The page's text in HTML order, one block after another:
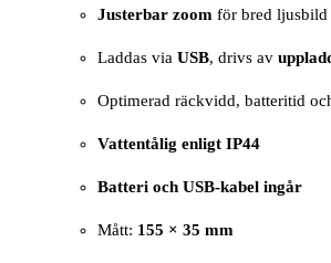
Justerbar zoom för bred ljusbild
Laddas via USB, drivs av
Optimerad räckvidd, batteritid
Vattentålig enligt IP44
Batteri och USB-kabel ingår
Mått: 155 × 35 mm